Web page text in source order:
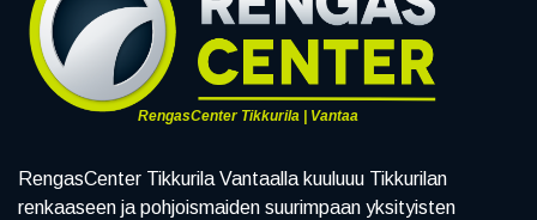
RengasCenter Tikkurila | Vantaa
RengasCenter Tikkurila Vantaalla kuuluuu Tikkurilan
renkaaseen ja pohjoismaiden suurimpaan yksityisten